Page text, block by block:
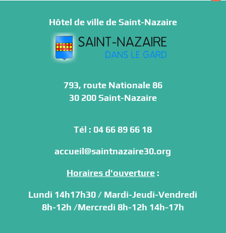
Hôtel de ville de Saint-Nazaire
793, route Nationale 86
30 200 Saint-Nazaire
Tél : 04 66 89 66 18
accueil@saintnazaire30.org
Horaires d'ouverture:
Lundi 14h17h30 / Mardi-Jeudi-Vendredi
8h-12h /Mercredi 8h-12h 14h-17h